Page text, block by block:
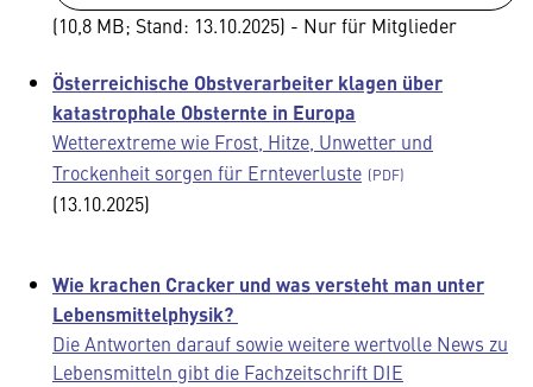
(10,8 MB; Stand: 13.10.2025) - Nur für Mitglieder
Österreichische Obstverarbeiter klagen über
katastrophale Obsternte in Europa
Wetterextreme wie Frost, Hitze, Unwetter und
Trockenheit sorgen für Ernteverluste
(13.10.2025)
Wie krachen Cracker und was versteht man unter
Lebensmittelphysik?
Die Antworten darauf sowie weitere wertvolle News zu
Lebensmitteln gibt die Fachzeitschrift DIE